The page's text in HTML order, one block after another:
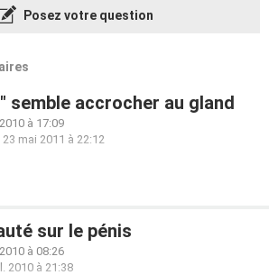
Posez votre question
semble accrocher au gland
à 17:09
23 mai 2011 à 22:12
sur le pénis
à 08:26
2010 à 21:38